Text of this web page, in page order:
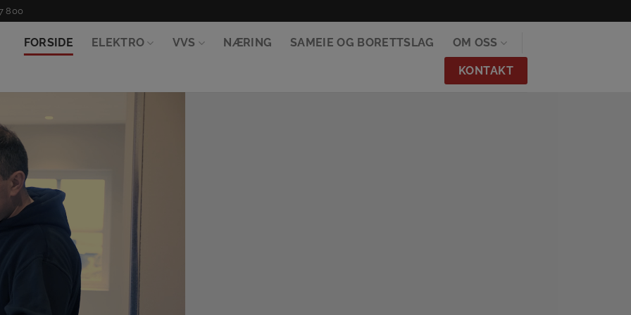
800
FORSIDE ELEKTRO VVS NÆRING SAMEIE OG BORETTSLAG OM OSS
KONTAKT